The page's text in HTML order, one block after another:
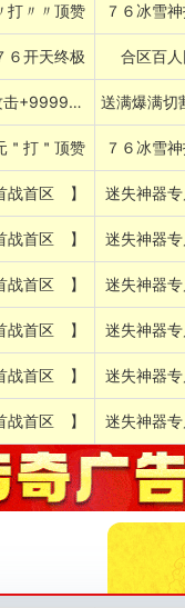
打〃〃顶赞 ７６冰雪
６开天终极 合区百
亿兆攻击+999999%吸血专属
＂打＂顶赞 ７６冰雪
战首区 】 迷失神器
战首区 】 迷失神器
战首区 】 迷失神器
战首区 】 迷失神器
战首区 】 迷失神器
战首区 】 迷失神器